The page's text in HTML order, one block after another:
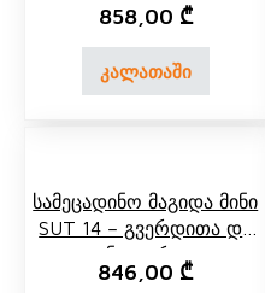
858,00 ₾
კალათაში
Სამეცადინო Მაგიდა Მინი
SUT 14 – Გვერდითა Და
Უკანა Თაროთი
846,00 ₾